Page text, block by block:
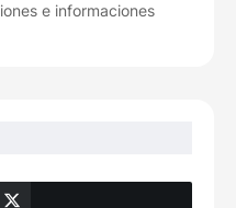
e informaciones